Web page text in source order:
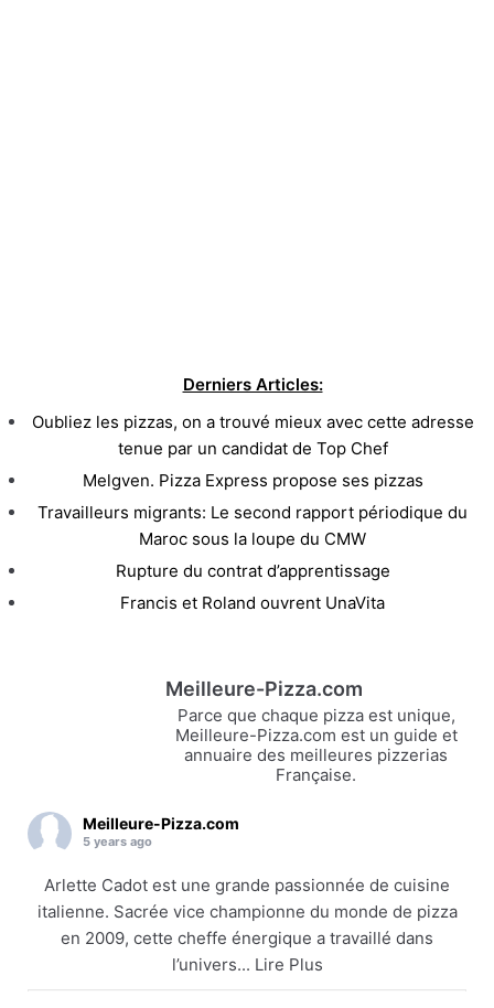
Derniers Articles:
Oubliez les pizzas, on a trouvé mieux avec cette adresse
tenue par un candidat de Top Chef
Melgven. Pizza Express propose ses pizzas
Travailleurs migrants: Le second rapport périodique du
Maroc sous la loupe du CMW
Rupture du contrat d’apprentissage
Francis et Roland ouvrent UnaVita
Meilleure-Pizza.com
Parce que chaque pizza est unique,
Meilleure-Pizza.com est un guide et
annuaire des meilleures pizzerias
Française.
Meilleure-Pizza.com
5 years ago
Arlette Cadot est une grande passionnée de cuisine
italienne. Sacrée vice championne du monde de pizza
en 2009, cette cheffe énergique a travaillé dans
l’univers... Lire Plus